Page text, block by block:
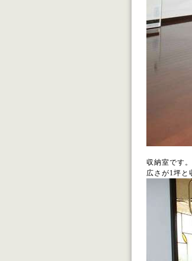
収納室です
広さが1坪と